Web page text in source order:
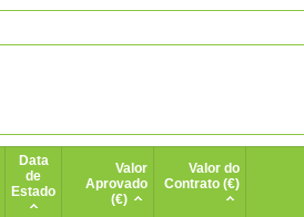
Data
de
Estado
Valor
Aprovado
(€)
Valor do
Contrato (€)